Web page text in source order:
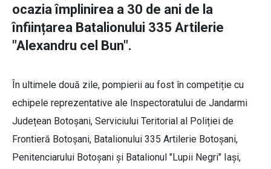
ocazia împlinirea a 30 de ani de la
înființarea Batalionului 335 Artilerie
"Alexandru cel Bun".
În ultimele două zile, pompierii au fost în competiție cu
echipele reprezentative ale Inspectoratului de Jandarmi
Județean Botoșani, Serviciului Teritorial al Poliției de
Frontieră Botoșani, Batalionului 335 Artilerie Botoșani,
Penitenciarului Botoșani și Batalionul "Lupii Negri" Iași,